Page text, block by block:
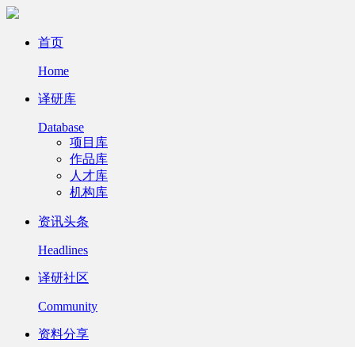
首页
Home
译研库
Database
项目库
作品库
人才库
机构库
资讯头条
Headlines
译研社区
Community
资料分享